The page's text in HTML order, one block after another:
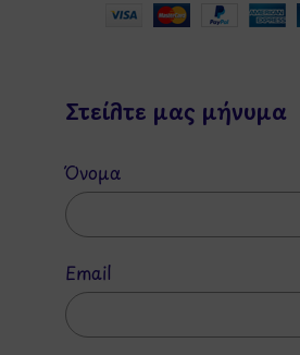
Στείλτε μας μήνυμα
Όνομα
Email